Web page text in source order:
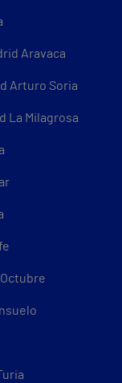
Aravaca
Arturo Soria
La Milagrosa